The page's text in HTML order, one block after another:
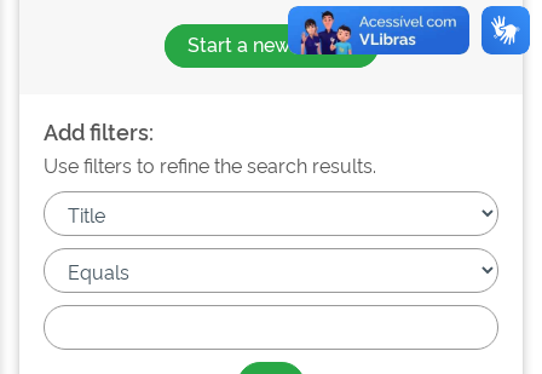
Start a new search
Add filters:
Use filters to refine the search results.